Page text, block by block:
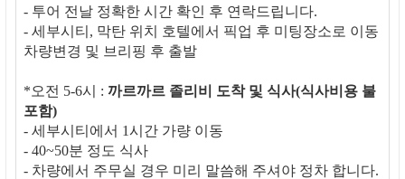
- 투어 전날 정확한 시간 확인 후 연락드립니다.
- 세부시티, 막탄 위치 호텔에서 픽업 후 미팅장소로 이동
차량변경 및 브리핑 후 출발
*오전 5-6시 : 까르까르 졸리비 도착 및 식사(식사비용 불
포함)
- 세부시티에서 1시간 가량 이동
- 40~50분 정도 식사
- 차량에서 주무실 경우 미리 말씀해 주셔야 정차 합니다.